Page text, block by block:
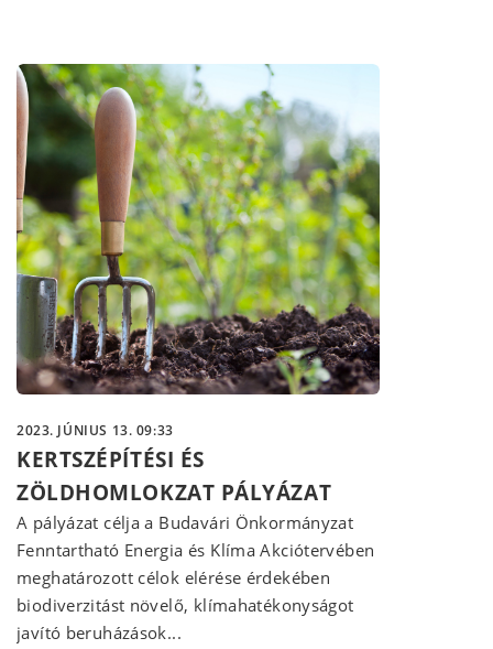
2023. JÚNIUS 13. 09:33
KERTSZÉPÍTÉSI ÉS
ZÖLDHOMLOKZAT PÁLYÁZAT
A pályázat célja a Budavári Önkormányzat
Fenntartható Energia és Klíma Akciótervében
meghatározott célok elérése érdekében
biodiverzitást növelő, klímahatékonyságot
javító beruházások...